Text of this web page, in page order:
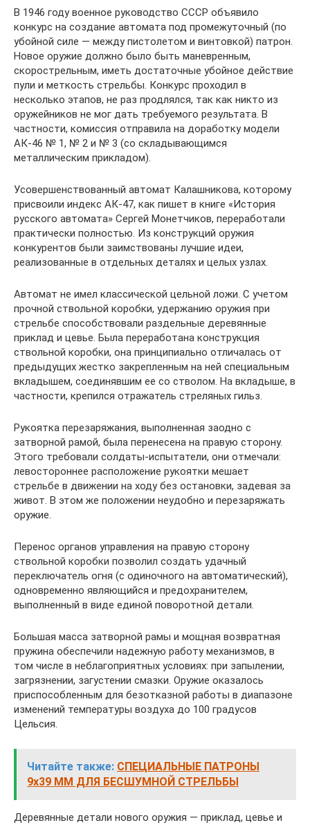
В 1946 году военное руководство СССР объявило
конкурс на создание автомата под промежуточный (по
убойной силе — между пистолетом и винтовкой) патрон.
Новое оружие должно было быть маневренным,
скорострельным, иметь достаточные убойное действие
пули и меткость стрельбы. Конкурс проходил в
несколько этапов, не раз продлялся, так как никто из
оружейников не мог дать требуемого результата. В
частности, комиссия отправила на доработку модели
АК-46 № 1, № 2 и № 3 (со складывающимся
металлическим прикладом).
Усовершенствованный автомат Калашникова, которому
присвоили индекс АК-47, как пишет в книге «История
русского автомата» Сергей Монетчиков, переработали
практически полностью. Из конструкций оружия
конкурентов были заимствованы лучшие идеи,
реализованные в отдельных деталях и целых узлах.
Автомат не имел классической цельной ложи. С учетом
прочной ствольной коробки, удержанию оружия при
стрельбе способствовали раздельные деревянные
приклад и цевье. Была переработана конструкция
ствольной коробки, она принципиально отличалась от
предыдущих жестко закрепленным на ней специальным
вкладышем, соединявшим ее со стволом. На вкладыше, в
частности, крепился отражатель стреляных гильз.
Рукоятка перезаряжания, выполненная заодно с
затворной рамой, была перенесена на правую сторону.
Этого требовали солдаты-испытатели, они отмечали:
левостороннее расположение рукоятки мешает
стрельбе в движении на ходу без остановки, задевая за
живот. В этом же положении неудобно и перезаряжать
оружие.
Перенос органов управления на правую сторону
ствольной коробки позволил создать удачный
переключатель огня (с одиночного на автоматический),
одновременно являющийся и предохранителем,
выполненный в виде единой поворотной детали.
Большая масса затворной рамы и мощная возвратная
пружина обеспечили надежную работу механизмов, в
том числе в неблагоприятных условиях: при запылении,
загрязнении, загустении смазки. Оружие оказалось
приспособленным для безотказной работы в диапазоне
изменений температуры воздуха до 100 градусов
Цельсия.
Читайте также: СПЕЦИАЛЬНЫЕ ПАТРОНЫ
9х39 ММ ДЛЯ БЕСШУМНОЙ СТРЕЛЬБЫ
Деревянные детали нового оружия — приклад, цевье и